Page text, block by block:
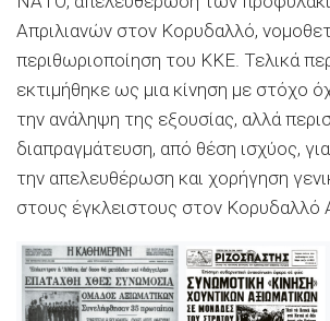
Απριλιανών στον Κορυδαλλό,
περιθωριοποίηση του ΚΚΕ. Τελικά
εκτιμήθηκε ως μια κίνηση με στόχο
την ανάληψη της εξουσίας, αλλά
διαπραγμάτευση, από θέση ισχύος,
την απελευθέρωση και χορήγηση
στους έγκλειστους στον Κορυδαλλό